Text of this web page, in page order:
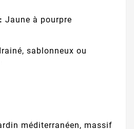
Jaune à pourpre
sablonneux ou
méditerranéen, massif